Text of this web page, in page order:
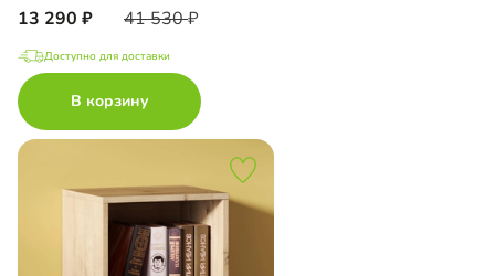
13 290 41 530
Доступно для доставки
В корзину